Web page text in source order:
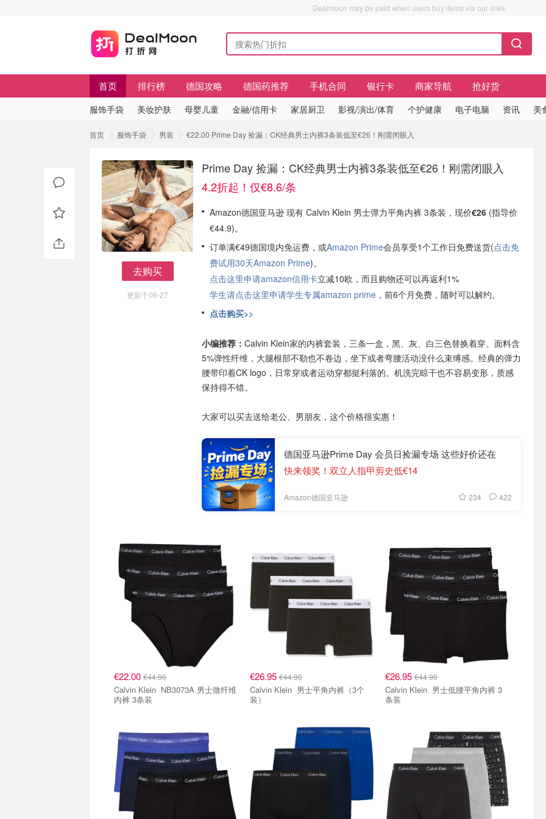
Dealmoon may be paid when users buy items via our links.
首页 排行榜 德国攻略 德国药推荐 手机合同 银行卡 商家导航 抢好货
服饰手袋 美妆护肤 母婴儿童 金融/信用卡 家居厨卫 影视/演出/体育 个护健康 电子电脑 资讯 美
首页 服饰手袋 男装 €22.00 Prime Day 捡漏：CK经典男士内裤3条装低至€26！刚需闭眼入
去购买
更新于06-27
Prime Day 捡漏：CK经典男士内裤3条装低至€26！刚需闭眼入
4.2折起！仅€8.6/条
Amazon德国亚马逊 现有 Calvin Klein 男士弹力平角内裤 3条装，现价€26 (指导价
€44.9)。
订单满€49德国境内免运费，或Amazon Prime会员享受1个工作日免费送货(点击免
费试用30天Amazon Prime)。
点击这里申请amazon信用卡立减10欧，而且购物还可以再返利1%
学生请点击这里申请学生专属amazon prime ，前6个月免费，随时可以解约。
点击购买>>
小编推荐： Calvin Klein家的内裤套装，三条一盒，黑、灰、白三色替换着穿。面料含
5%弹性纤维，大腿根部不勒也不卷边，坐下或者弯腰活动没什么束缚感。经典的弹力
腰带印着CK logo，日常穿或者运动穿都挺利落的。机洗完晾干也不容易变形，质感
保持得不错。
大家可以买去送给老公、男朋友，这个价格很实惠！
德国亚马逊Prime Day 会员日捡漏专场 这些好价还在
快来领奖！双立人指甲剪史低€14
Amazon德国亚马逊 234 422
€22.00 €44.90
Calvin Klein NB3073A 男士微纤维
内裤 3条装
€26.95€44.90
Calvin Klein 男士平角内裤（3个
装）
€26.95 €44.90
Calvin Klein 男士低腰平角内裤 3
条装